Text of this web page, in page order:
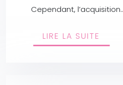
Cependant,
LIRE LA SUITE